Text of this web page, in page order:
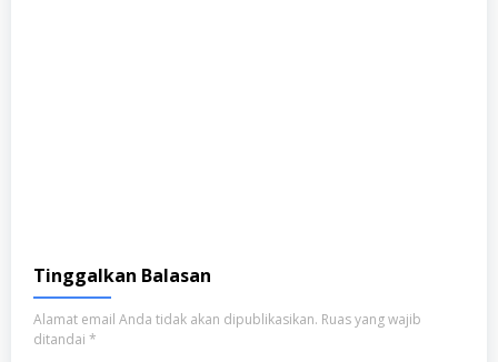
Tinggalkan Balasan
Alamat email Anda tidak akan dipublikasikan. Ruas yang wajib
ditandai *